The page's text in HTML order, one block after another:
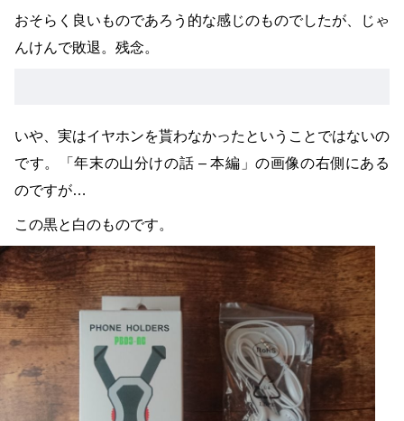
おそらく良いものであろう的な感じのものでしたが、じゃ
んけんで敗退。残念。
いや、実はイヤホンを貰わなかったということではないの
です。「年末の山分けの話 – 本編」の画像の右側にある
のですが…
この黒と白のものです。